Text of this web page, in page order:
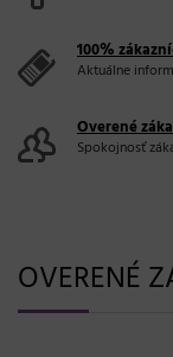
100%
Aktuálne
Overené
Spokojnosť
OVERENÉ